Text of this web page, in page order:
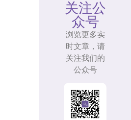
关注公
众号
浏览更多实
时文章，请
关注我们的
公众号